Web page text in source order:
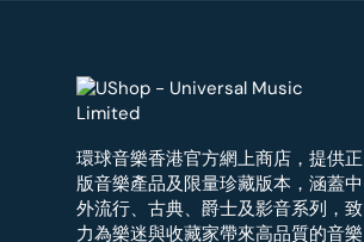
環球音樂香港官方網上商店，提供正
版音樂產品及限量珍藏版本，涵蓋中
外流行、古典、爵士及影音系列，致
力為樂迷與收藏家帶來高品質的音樂